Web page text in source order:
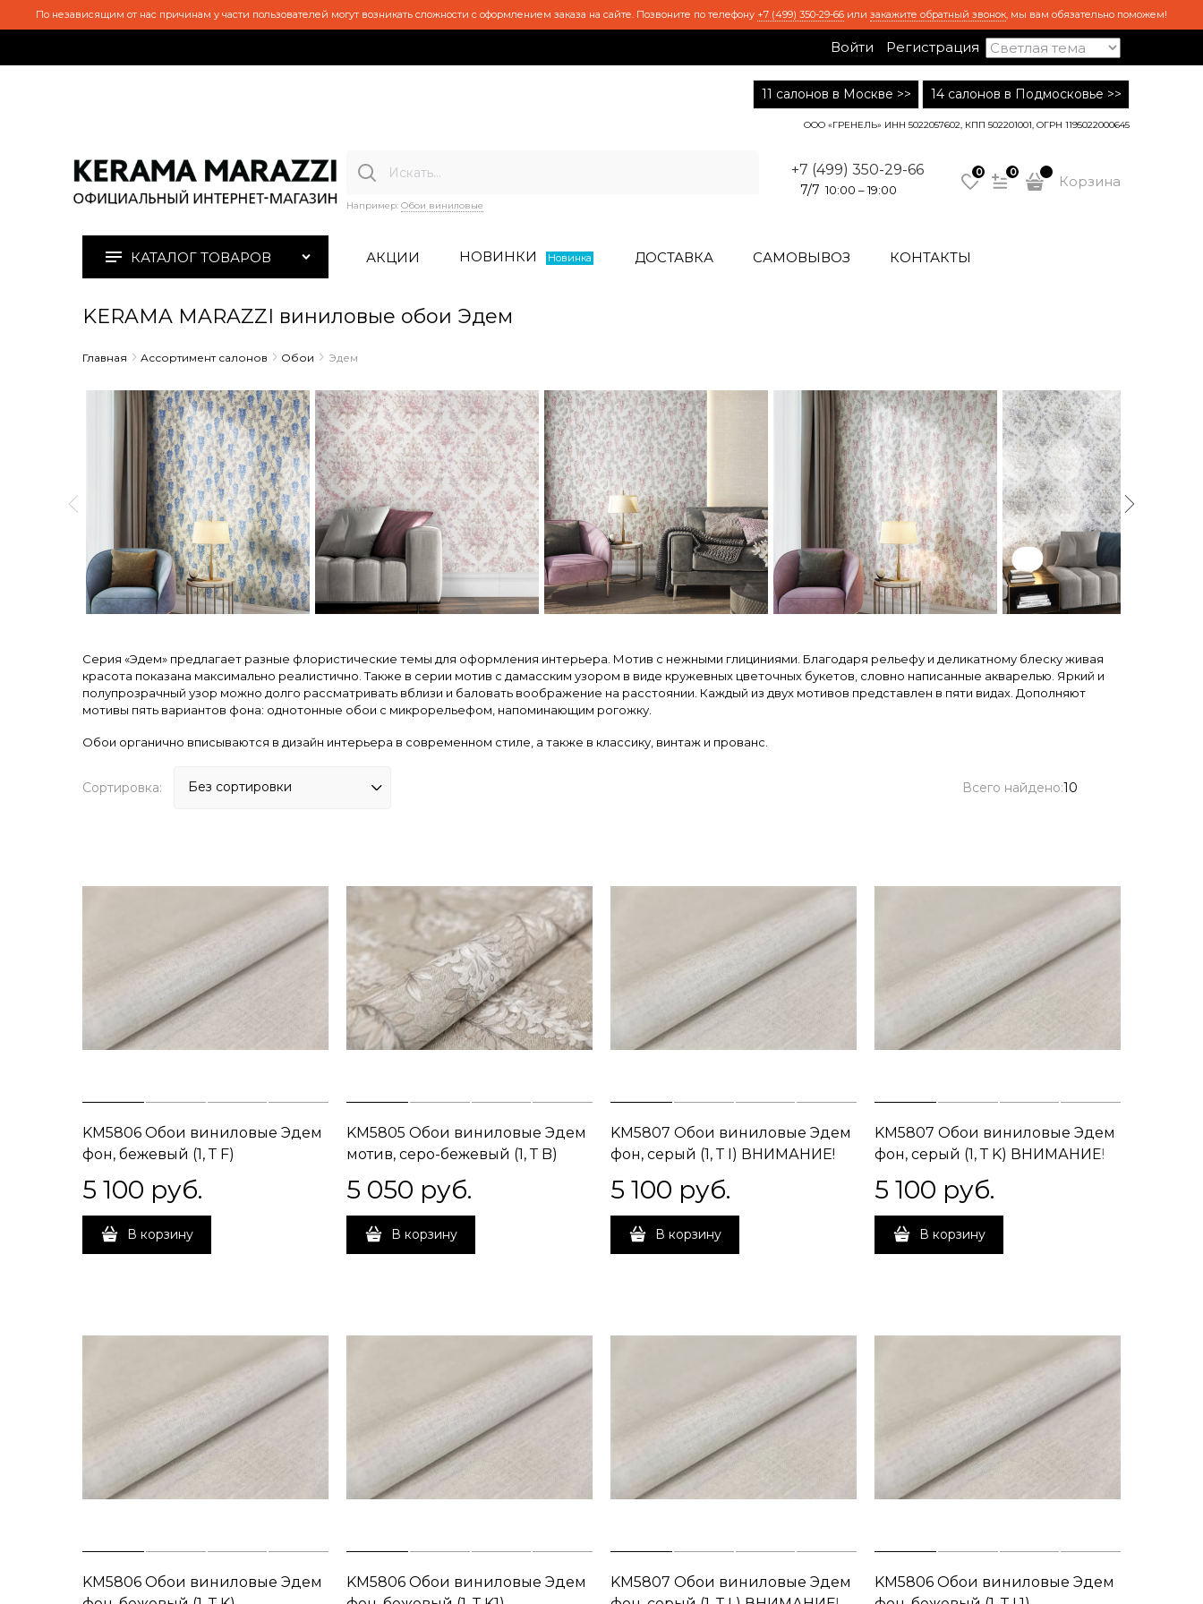
По независящим от нас причинам у части пользователей могут возникать сложности с оформлением заказа на сайте. Позвоните по телефону +7 (499) 350-29-66 или закажите обратный звонок, мы вам обязательно поможем!
Войти Регистрация
11 салонов в Москве >> 14 салонов в Подмосковье >>
ООО «ГРЕНЕЛЬ» ИНН 5022057602, КПП 502201001, ОГРН 1195022000645
Например: Обои виниловые
+7 (499) 350-29-66
7/7 10:00 – 19:00
0 0
Корзина
КАТАЛОГ ТОВАРОВ АКЦИИ НОВИНКИ Новинка ДОСТАВКА САМОВЫВОЗ КОНТАКТЫ
KERAMA MARAZZI виниловые обои Эдем
Главная Ассортимент салонов Обои Эдем
Серия «Эдем» предлагает разные флористические темы для оформления интерьера. Мотив с нежными глициниями. Благодаря рельефу и деликатному блеску живая
красота показана максимально реалистично. Также в серии мотив с дамасским узором в виде кружевных цветочных букетов, словно написанные акварелью. Яркий и
полупрозрачный узор можно долго рассматривать вблизи и баловать воображение на расстоянии. Каждый из двух мотивов представлен в пяти видах. Дополняют
мотивы пять вариантов фона: однотонные обои с микрорельефом, напоминающим рогожку.
Обои органично вписываются в дизайн интерьера в современном стиле, а также в классику, винтаж и прованс.
Сортировка: Всего найдено:10
KM5806 Обои виниловые Эдем
фон, бежевый (1, Т F)
ВНИМАНИЕ! ВСТРЕЧНАЯ
СТЫКОВКА
5 100 руб.
В корзину
KM5805 Обои виниловые Эдем
мотив, серо-бежевый (1, Т B)
5 050 руб.
В корзину
KM5807 Обои виниловые Эдем
фон, серый (1, Т I) ВНИМАНИЕ!
ВСТРЕЧНАЯ СТЫКОВКА
5 100 руб.
В корзину
KM5807 Обои виниловые Эдем
фон, серый (1, Т K) ВНИМАНИЕ!
ВСТРЕЧНАЯ СТЫКОВКА
5 100 руб.
В корзину
KM5806 Обои виниловые Эдем
KM5806 Обои виниловые Эдем
KM5807 Обои виниловые Эдем
KM5806 Обои виниловые Эдем